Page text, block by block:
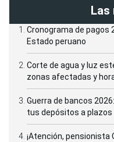
Las
Cronograma de pagos
Estado peruano
Corte de agua y luz
zonas afectadas y
Guerra de bancos
tus depósitos a plazos
¡Atención, pensionista